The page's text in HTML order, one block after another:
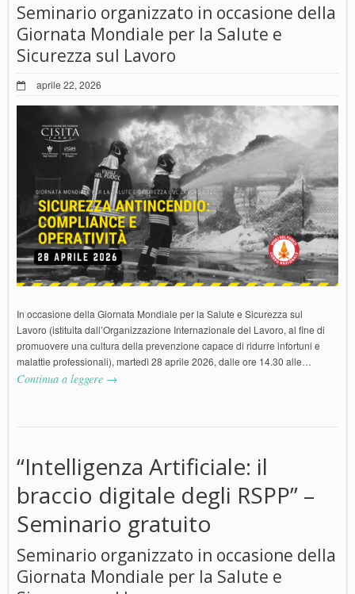
Seminario organizzato in occasione della
Giornata Mondiale per la Salute e
Sicurezza sul Lavoro
aprile 22, 2026
In occasione della Giornata Mondiale per la Salute e Sicurezza sul
Lavoro (istituita dall’Organizzazione Internazionale del Lavoro, al fine di
promuovere una cultura della prevenzione capace di ridurre infortuni e
malattie professionali), martedì 28 aprile 2026, dalle ore 14.30 alle…
Continua a leggere →
“Intelligenza Artificiale: il
braccio digitale degli RSPP” –
Seminario gratuito
Seminario organizzato in occasione della
Giornata Mondiale per la Salute e